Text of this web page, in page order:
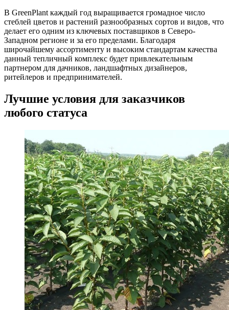
В GreenPlant каждый год выращивается громадное число
стеблей цветов и растений разнообразных сортов и видов, что
делает его одним из ключевых поставщиков в Северо-
Западном регионе и за его пределами. Благодаря
широчайшему ассортименту и высоким стандартам качества
данный тепличный комплекс будет привлекательным
партнером для дачников, ландшафтных дизайнеров,
ритейлеров и предпринимателей.
Лучшие условия для заказчиков
любого статуса